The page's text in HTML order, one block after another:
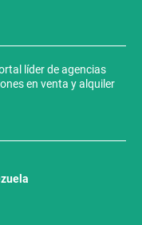
líder de agencias
en venta y alquiler